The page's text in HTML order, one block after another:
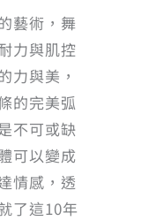
藝術，舞
力與肌控
力與美，
的完美弧
不可或缺
可以變成
情感，透
了這10年